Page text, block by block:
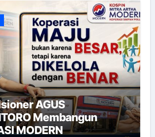
AGUS
Membangun
MODERN